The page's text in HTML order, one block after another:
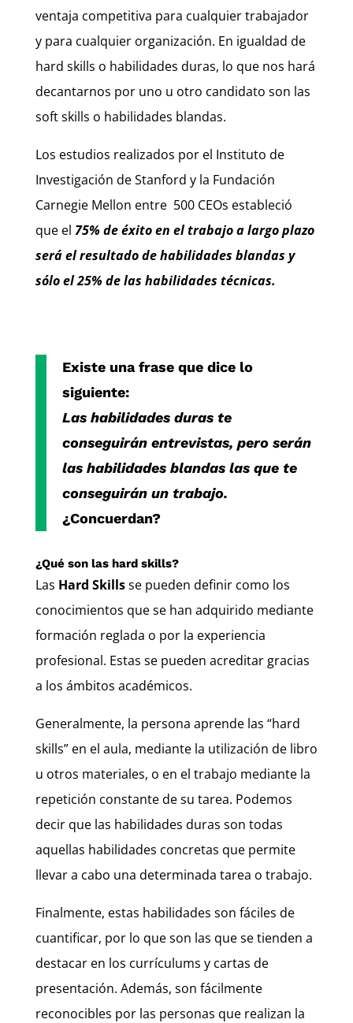
ventaja competitiva para cualquier trabajador
y para cualquier organización. En igualdad de
hard skills o habilidades duras, lo que nos hará
decantarnos por uno u otro candidato son las
soft skills o habilidades blandas.
Los estudios realizados por el Instituto de
Investigación de Stanford y la Fundación
Carnegie Mellon entre 500 CEOs estableció
que el 75% de éxito en el trabajo a largo plazo
será el resultado de habilidades blandas y
sólo el 25% de las habilidades técnicas.
Existe una frase que dice lo
siguiente:
Las habilidades duras te
conseguirán entrevistas, pero serán
las habilidades blandas las que te
conseguirán un trabajo.
¿Concuerdan?
¿Qué son las hard skills?
Las Hard Skillsse pueden definir como los
conocimientos que se han adquirido mediante
formación reglada o por la experiencia
profesional. Estas se pueden acreditar gracias
a los ámbitos académicos.
Generalmente, la persona aprende las “hard
skills” en el aula, mediante la utilización de libro
u otros materiales, o en el trabajo mediante la
repetición constante de su tarea. Podemos
decir que las habilidades duras son todas
aquellas habilidades concretas que permite
llevar a cabo una determinada tarea o trabajo.
Finalmente, estas habilidades son fáciles de
cuantificar, por lo que son las que se tienden a
destacar en los currículums y cartas de
presentación. Además, son fácilmente
reconocibles por las personas que realizan la